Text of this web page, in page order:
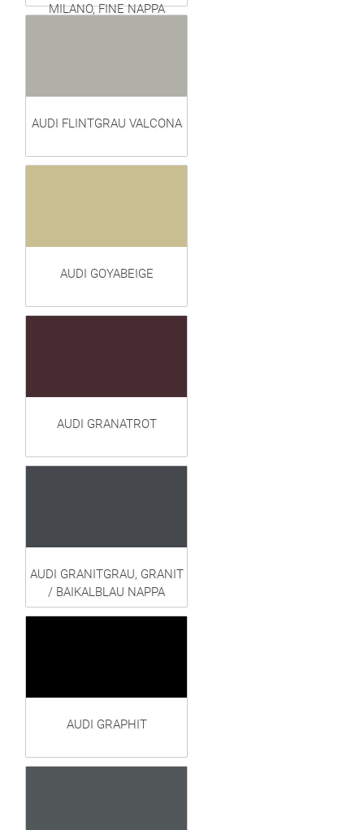
MILANO, FINE NAPPA
AUDI FLINTGRAU VALCONA
AUDI GOYABEIGE
AUDI GRANATROT
AUDI GRANITGRAU, GRANIT
/ BAIKALBLAU NAPPA
AUDI GRAPHIT